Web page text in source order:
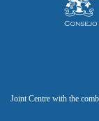
Joint Centre with the